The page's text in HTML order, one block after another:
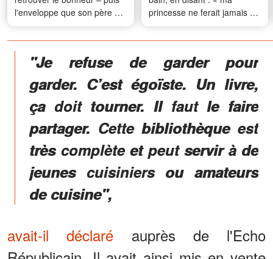
l'enveloppe que son père a
cachée a révélé le plan
choquant qu'il avait laissé
pour moi
princesse ne ferait jamais ça
» – jusqu’à ce qu’un tuyau
éclate et que je découvre la
"Je refuse de garder pour
garder. C’est égoïste. Un livre,
ça doit tourner. Il faut le faire
partager. Cette bibliothèque est
très complète et peut servir à de
jeunes cuisiniers ou amateurs
de cuisine",
avait-il déclaré auprès de l'Echo